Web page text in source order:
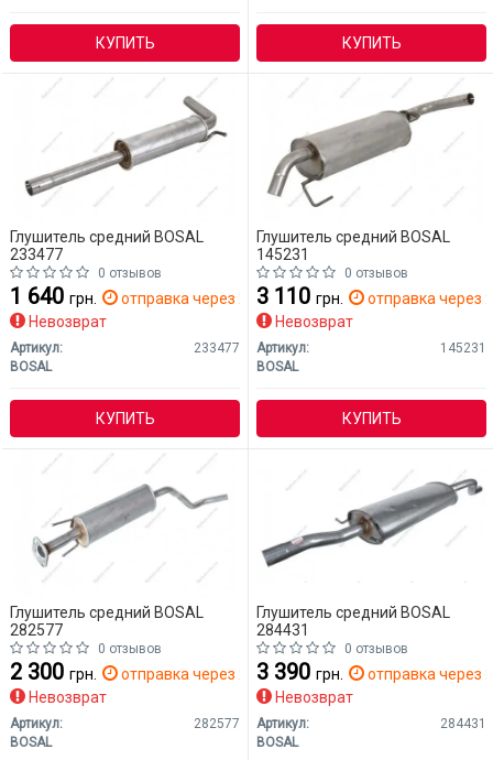
КУПИТЬ КУПИТЬ
Глушитель средний BOSAL
233477
0 отзывов
1 640 грн.
отправка через 2 дн.
Невозврат
Артикул:
233477
BOSAL
КУПИТЬ
Глушитель средний BOSAL
145231
0 отзывов
3 110 грн.
отправка через
Невозврат
Артикул:
145231
BOSAL
КУПИТЬ
Глушитель средний BOSAL
282577
0 отзывов
2 300 грн.
отправка через 2 дн.
Невозврат
Артикул:
282577
BOSAL
Глушитель средний BOSAL
284431
0 отзывов
3 390 грн.
отправка через
Невозврат
Артикул:
284431
BOSAL